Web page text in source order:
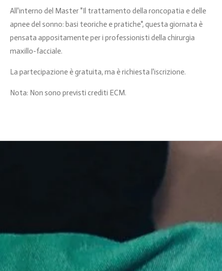
All'interno del Master "Il trattamento della roncopatia e delle
apnee del sonno: basi teoriche e pratiche", questa giornata è
pensata appositamente per i professionisti della chirurgia
maxillo-facciale.
La partecipazione è gratuita, ma è richiesta l'iscrizione.
Nota: Non sono previsti crediti ECM.